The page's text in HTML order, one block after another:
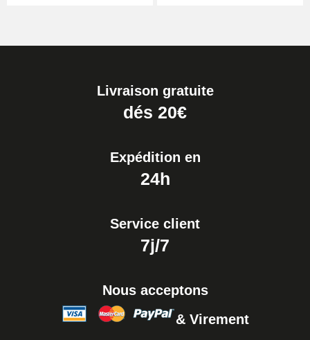
Livraison gratuite
dés 20€
Expédition en
24h
Service client
7j/7
Nous acceptons
& Virement